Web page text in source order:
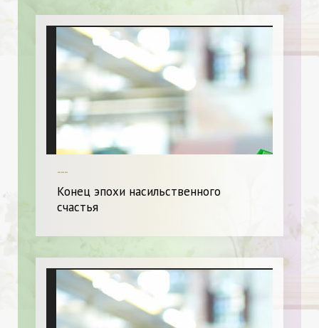
---
Конец эпохи насильственного
счастья